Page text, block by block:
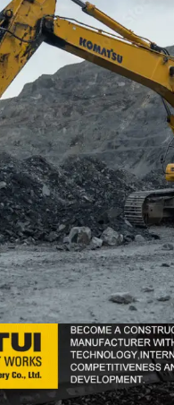
TOOLS
PC400LCSE-8